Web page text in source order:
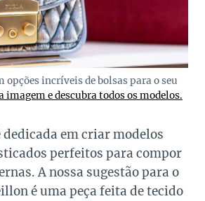
opções incríveis de bolsas para o seu
imagem e descubra todos os modelos.
em criar modelos
perfeitos para compor
A nossa sugestão para o
é uma peça feita de tecido